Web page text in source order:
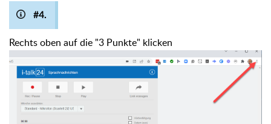
#4.
Rechts oben auf die "3 Punkte" klicken